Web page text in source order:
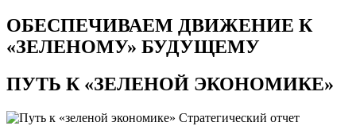
ОБЕСПЕЧИВАЕМ ДВИЖЕНИЕ К
«ЗЕЛЕНОМУ» БУДУЩЕМУ
ПУТЬ К«ЗЕЛЕНОЙ ЭКОНОМИКЕ»
Стратегический отчет